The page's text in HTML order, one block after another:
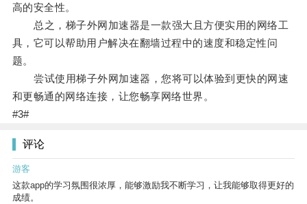
高的安全性。
总之，梯子外网加速器是一款强大且方便实用的网络工
具，它可以帮助用户解决在翻墙过程中的速度和稳定性问
题。
尝试使用梯子外网加速器，您将可以体验到更快的网速
和更畅通的网络连接，让您畅享网络世界。
#3#
评论
游客
这款app的学习氛围很浓厚，能够激励我不断学习，让我能够取得更好的
成绩。